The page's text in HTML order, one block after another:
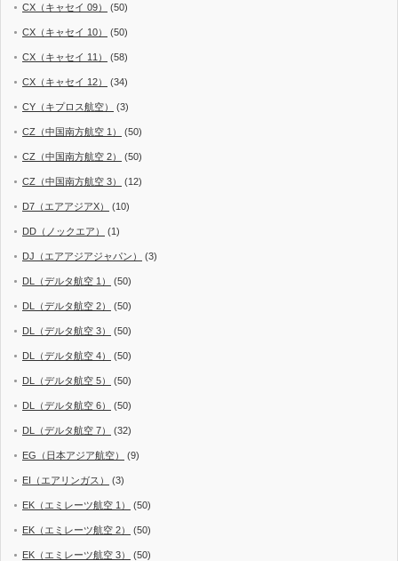
CX（キャセイ 09） (50)
CX（キャセイ 10） (50)
CX（キャセイ 11） (58)
CX（キャセイ 12） (34)
CY（キプロス航空） (3)
CZ（中国南方航空 1） (50)
CZ（中国南方航空 2） (50)
CZ（中国南方航空 3） (12)
D7（エアアジアX） (10)
DD（ノックエア） (1)
DJ（エアアジアジャパン） (3)
DL（デルタ航空 1） (50)
DL（デルタ航空 2） (50)
DL（デルタ航空 3） (50)
DL（デルタ航空 4） (50)
DL（デルタ航空 5） (50)
DL（デルタ航空 6） (50)
DL（デルタ航空 7） (32)
EG（日本アジア航空） (9)
EI（エアリンガス） (3)
EK（エミレーツ航空 1） (50)
EK（エミレーツ航空 2） (50)
EK（エミレーツ航空 3） (50)